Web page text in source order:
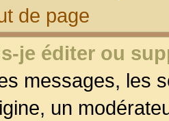
de page
je éditer ou
messages, les
un